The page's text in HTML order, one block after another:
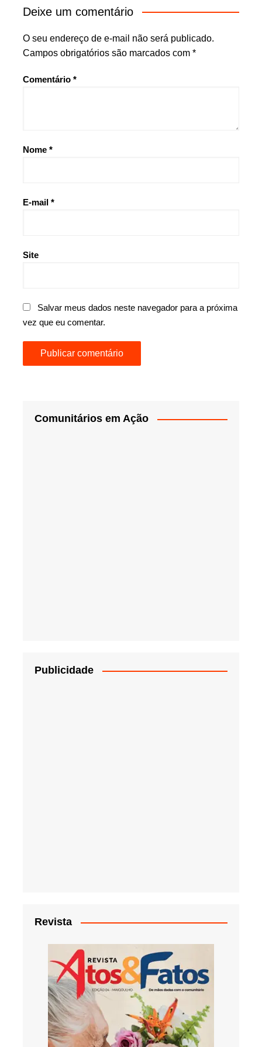
Deixe um comentário
O seu endereço de e-mail não será publicado.
Campos obrigatórios são marcados com *
Comentário *
Nome *
E-mail *
Site
Salvar meus dados neste navegador para a próxima
vez que eu comentar.
Comunitários em Ação
Publicidade
Revista